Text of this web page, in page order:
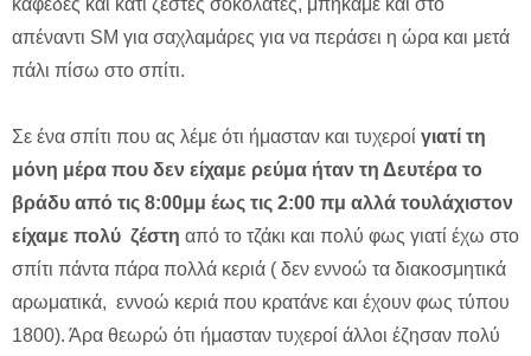
καφέδες και κάτι ζεστές σοκολάτες, μπήκαμε και στο
απέναντι SM για σαχλαμάρες για να περάσει η ώρα και μετά
πάλι πίσω στο σπίτι.
Σε ένα σπίτι που ας λέμε ότι ήμασταν και τυχεροί γιατί τη
μόνη μέρα που δεν είχαμε ρεύμα ήταν τη Δευτέρα το
βράδυ από τις 8:00μμ έως τις 2:00 πμ αλλά τουλάχιστον
είχαμε πολύ ζέστη από το τζάκι και πολύ φως γιατί έχω στο
σπίτι πάντα πάρα πολλά κεριά ( δεν εννοώ τα διακοσμητικά
αρωματικά, εννοώ κεριά που κρατάνε και έχουν φως τύπου
1800). Άρα θεωρώ ότι ήμασταν τυχεροί άλλοι έζησαν πολύ